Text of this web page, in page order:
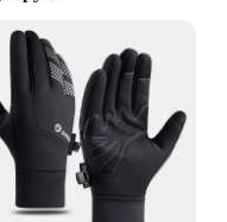
a top choice for
are not just a
seeking
a wholesale
gloves are
enthusiasts.